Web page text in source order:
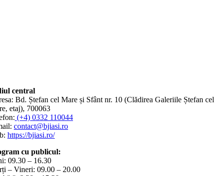
central
Bd. Ștefan cel Mare și Sfânt nr. 10 (Clădirea Galeriile Ștefan cel
etaj), 700063
(+4) 0332 110044
contact@bjiasi.ro
https://bjiasi.ro/
cu publicul:
09.30 – 16.30
– Vineri: 09.00 – 20.00